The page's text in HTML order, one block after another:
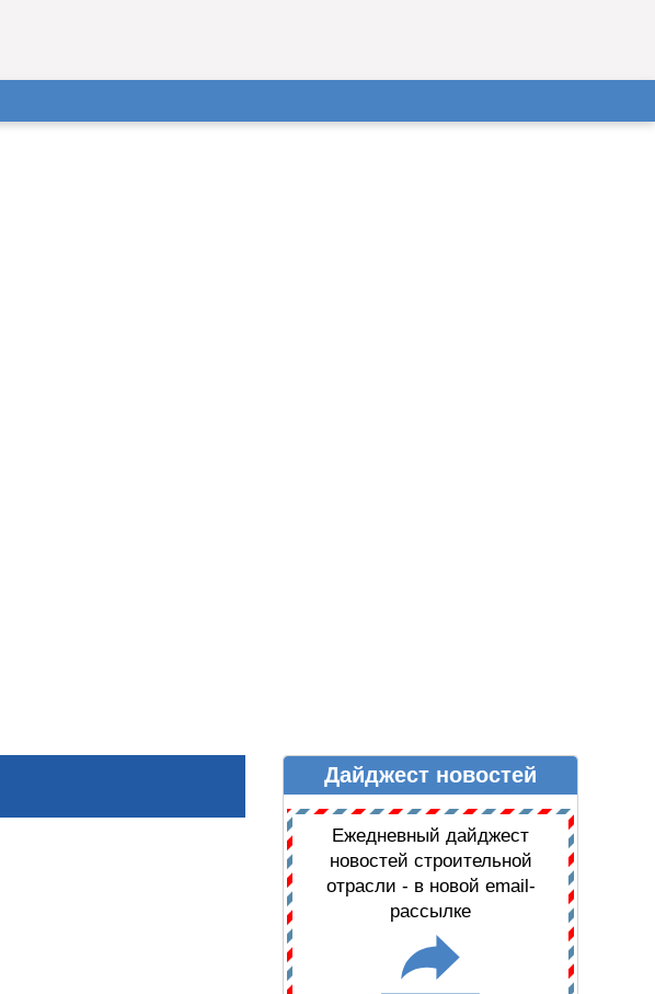
ДАЙДЖЕСТ НОВОСТЕЙДайджест новостей
Ежедневный дайджест
новостей строительной
отрасли - в новой email-
рассылке